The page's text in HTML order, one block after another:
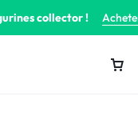
collector !